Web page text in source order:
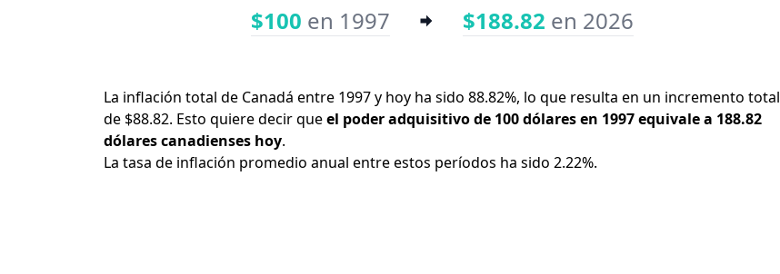
$100 en 1997 $188.82 en 2026
La inflación total de Canadá entre 1997 y hoy ha sido 88.82%, lo que resulta en un incremento total
de $88.82. Esto quiere decir queel poder adquisitivo de 100 dólares en 1997 equivale a 188.82
dólares canadienses hoy.
La tasa de inflación promedio anual entre estos períodos ha sido 2.22%.